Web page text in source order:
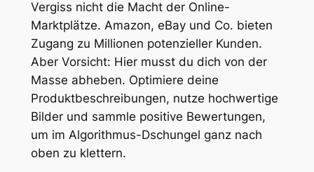
Vergiss nicht die Macht der Online-
Marktplätze. Amazon, eBay und Co. bieten
Zugang zu Millionen potenzieller Kunden.
Aber Vorsicht: Hier musst du dich von der
Masse abheben. Optimiere deine
Produktbeschreibungen, nutze hochwertige
Bilder und sammle positive Bewertungen,
um im Algorithmus-Dschungel ganz nach
oben zu klettern.